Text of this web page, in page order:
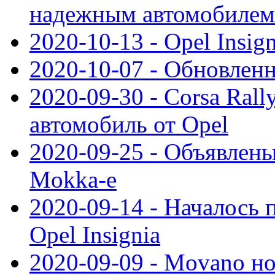
надежным автомобилем
2020-10-13 - Opel
2020-10-07 -
2020-09-30 - Corsa
автомобиль от Opel
2020-09-25 -
Mokka-e
2020-09-14 - Началось
Opel Insignia
2020-09-09 - Movano